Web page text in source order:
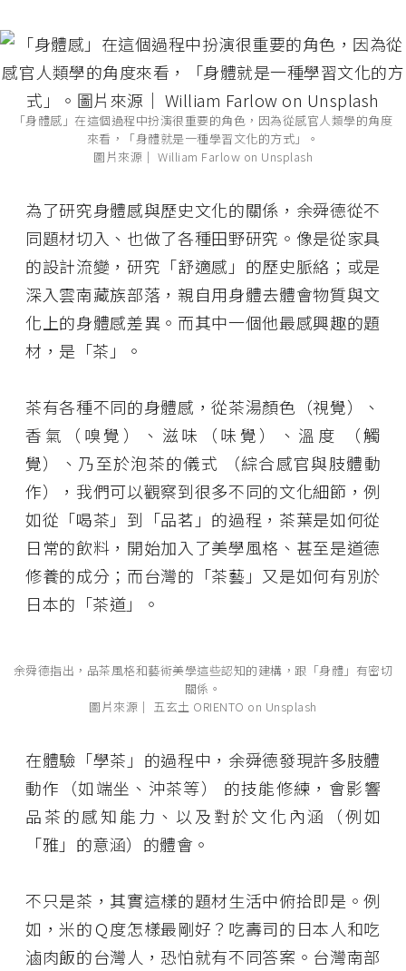
「身體感」在這個過程中扮演很重要的角色，因為從感官人類學的角度
來看，「身體就是一種學習文化的方式」。
圖片來源│ William Farlow on Unsplash
為了研究身體感與歷史文化的關係，余舜德從不
同題材切入、也做了各種田野研究。像是從家具
的設計流變，研究「舒適感」的歷史脈絡；或是
深入雲南藏族部落，親自用身體去體會物質與文
化上的身體感差異。而其中一個他最感興趣的題
材，是「茶」。
茶有各種不同的身體感，從茶湯顏色（視覺）、
香氣（嗅覺）、滋味（味覺）、溫度 （觸
覺）、乃至於泡茶的儀式 （綜合感官與肢體動
作），我們可以觀察到很多不同的文化細節，例
如從「喝茶」到「品茗」的過程，茶葉是如何從
日常的飲料，開始加入了美學風格、甚至是道德
修養的成分；而台灣的「茶藝」又是如何有別於
日本的「茶道」。
余舜德指出，品茶風格和藝術美學這些認知的建構，跟「身體」有密切
關係。
圖片來源│ 五玄土 ORIENTO on Unsplash
在體驗「學茶」的過程中，余舜德發現許多肢體
動作（如端坐、沖茶等） 的技能修練，會影響
品茶的感知能力、以及對於文化內涵（例如
「雅」的意涵）的體會。
不只是茶，其實這樣的題材生活中俯拾即是。例
如，米的Ｑ度怎樣最剛好？吃壽司的日本人和吃
滷肉飯的台灣人，恐怕就有不同答案。台灣南部